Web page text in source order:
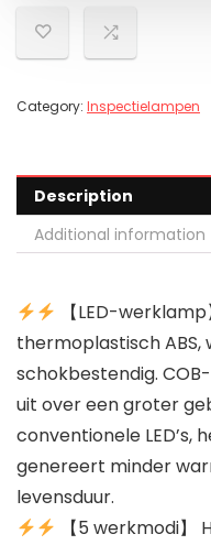
Category: Inspectielampen
Description
Additional information
【LED-
thermoplastisch
schokbestendig.
uit over een groter
conventionele
genereert minder
levensduur.
【5 werkmodi